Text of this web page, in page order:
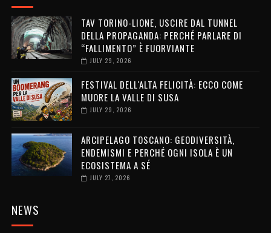
TAV TORINO-LIONE, USCIRE DAL TUNNEL
DELLA PROPAGANDA: PERCHÉ PARLARE DI
“FALLIMENTO” È FUORVIANTE
JULY 29, 2026
FESTIVAL DELL'ALTA FELICITÀ: ECCO COME
MUORE LA VALLE DI SUSA
JULY 29, 2026
ARCIPELAGO TOSCANO: GEODIVERSITÀ,
ENDEMISMI E PERCHÉ OGNI ISOLA È UN
ECOSISTEMA A SÉ
JULY 27, 2026
NEWS